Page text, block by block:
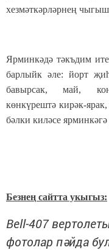
хезмәткәрләрнең
Ярминкәдә тәкъдим
барлыйк әле: йорт
бавырсак, май,
көнкүрештә кирәк-
бәлки киләсе ярминкәгә
Безнең сайтта укыгыз:
Bell-407
фотолар пәйда